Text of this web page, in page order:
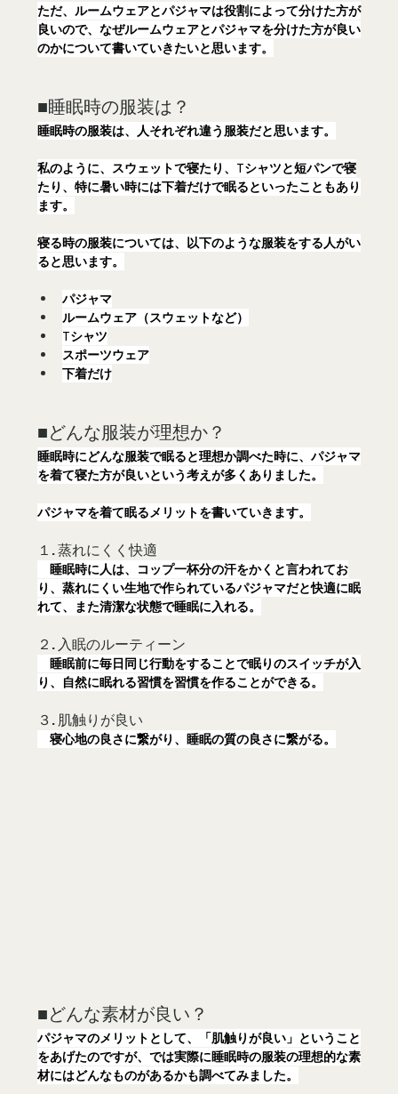
ただ、ルームウェアとパジャマは役割によって分けた方が
良いので、なぜルームウェアとパジャマを分けた方が良い
のかについて書いていきたいと思います。
■睡眠時の服装は？
睡眠時の服装は、人それぞれ違う服装だと思います。
私のように、スウェットで寝たり、Tシャツと短パンで寝
たり、特に暑い時には下着だけで眠るといったこともあり
ます。
寝る時の服装については、以下のような服装をする人がい
ると思います。
パジャマ
ルームウェア（スウェットなど）
Tシャツ
スポーツウェア
下着だけ
■どんな服装が理想か？
睡眠時にどんな服装で眠ると理想か調べた時に、パジャマ
を着て寝た方が良いという考えが多くありました。
パジャマを着て眠るメリットを書いていきます。
１. 蒸れにくく快適
睡眠時に人は、コップ一杯分の汗をかくと言われてお
り、蒸れにくい生地で作られているパジャマだと快適に眠
れて、また清潔な状態で睡眠に入れる。
２. 入眠のルーティーン
睡眠前に毎日同じ行動をすることで眠りのスイッチが入
り、自然に眠れる習慣を習慣を作ることができる。
３. 肌触りが良い
寝心地の良さに繋がり、睡眠の質の良さに繋がる。
■どんな素材が良い？
パジャマのメリットとして、「肌触りが良い」ということ
をあげたのですが、では実際に睡眠時の服装の理想的な素
材にはどんなものがあるかも調べてみました。